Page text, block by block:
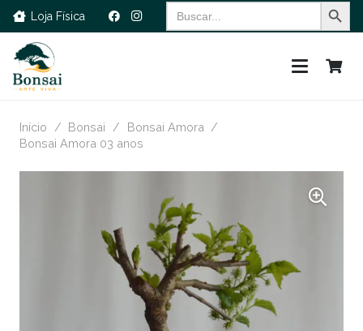
Loja Física
Search
for:
Início / Bonsai / Bonsai Amora /
Bonsai Amora 03 anos